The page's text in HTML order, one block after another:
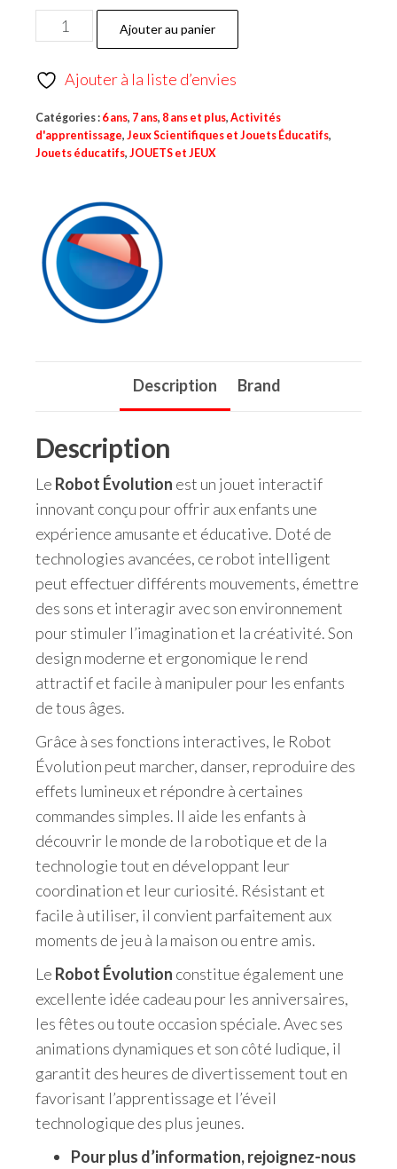
Ajouter au panier
Ajouter à la liste d’envies
Catégories : 6 ans, 7 ans, 8 ans et plus, Activités
d'apprentissage, Jeux Scientifiques et Jouets Éducatifs,
Jouets éducatifs, JOUETS et JEUX
Description Brand
Description
Le Robot Évolution est un jouet interactif
innovant conçu pour offrir aux enfants une
expérience amusante et éducative. Doté de
technologies avancées, ce robot intelligent
peut effectuer différents mouvements, émettre
des sons et interagir avec son environnement
pour stimuler l’imagination et la créativité. Son
design moderne et ergonomique le rend
attractif et facile à manipuler pour les enfants
de tous âges.
Grâce à ses fonctions interactives, le Robot
Évolution peut marcher, danser, reproduire des
effets lumineux et répondre à certaines
commandes simples. Il aide les enfants à
découvrir le monde de la robotique et de la
technologie tout en développant leur
coordination et leur curiosité. Résistant et
facile à utiliser, il convient parfaitement aux
moments de jeu à la maison ou entre amis.
Le Robot Évolution constitue également une
excellente idée cadeau pour les anniversaires,
les fêtes ou toute occasion spéciale. Avec ses
animations dynamiques et son côté ludique, il
garantit des heures de divertissement tout en
favorisant l’apprentissage et l’éveil
technologique des plus jeunes.
Pour plus d’information, rejoignez-nous